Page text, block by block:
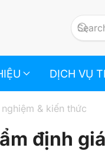
DỊCH VỤ
nghiệm & kiến thức
định